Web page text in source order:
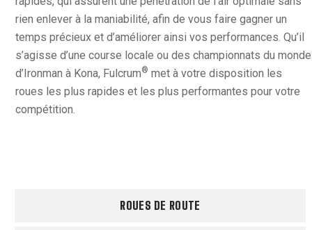
rien enlever à la maniabilité, afin de vous faire gagner un
temps précieux et d’améliorer ainsi vos performances. Qu’il
s’agisse d’une course locale ou des championnats du monde
d’Ironman à Kona, Fulcrum® met à votre disposition les
roues les plus rapides et les plus performantes pour votre
compétition.
ROUES DE ROUTE